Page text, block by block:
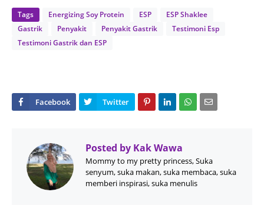
Tags Energizing Soy Protein ESP
ESP Shaklee
Gastrik
Penyakit Penyakit Gastrik
Testimoni Esp
Testimoni Gastrik dan ESP
Posted by Kak Wawa
Mommy to my pretty princess, Suka
senyum, suka makan, suka membaca, suka
memberi inspirasi, suka menulis